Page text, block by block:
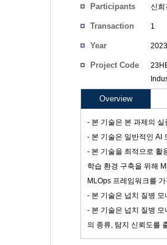
Participants 신희
Transaction
1
Year 2023
Project Code
Overview
- 본 기술은 본 과제의
- 본 기술은 일반적인 AI
- 본 기술을 최적으로 활
학습 환경 구축을 위해
MLOps 프레임워크를
- 본 기술은 넙치 질병
- 본 기술은 넙치 질병
의 종류, 탐지 신뢰도를